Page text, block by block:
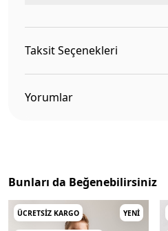
Taksit Seçenekleri
Yorumlar
Bunları da Beğenebilirsiniz
ÜCRETSIZ KARGO YENI